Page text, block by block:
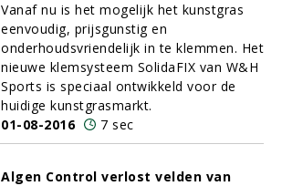
Vanaf nu is het mogelijk het kunstgras
eenvoudig, prijsgunstig en
onderhoudsvriendelijk in te klemmen. Het
nieuwe klemsysteem SolidaFIX van W&H
Sports is speciaal ontwikkeld voor de
huidige kunstgrasmarkt.
01-08-2016
7 sec
Algen Control verlost velden van